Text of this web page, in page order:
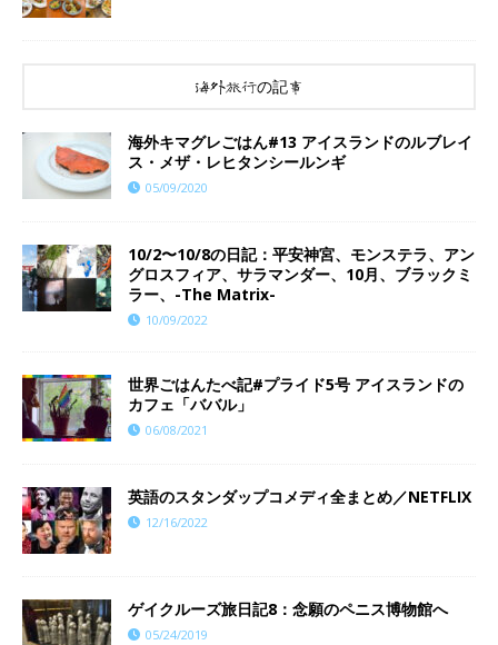
海外旅行の記事
海外キマグレごはん#13 アイスランドのルブレイ
ス・メザ・レヒタンシールンギ
05/09/2020
10/2〜10/8の日記：平安神宮、モンステラ、アン
グロスフィア、サラマンダー、10月、ブラックミ
ラー、-The Matrix-
10/09/2022
世界ごはんたべ記#プライド5号 アイスランドの
カフェ「ババル」
06/08/2021
英語のスタンダップコメディ全まとめ／NETFLIX
12/16/2022
ゲイクルーズ旅日記8：念願のペニス博物館へ
05/24/2019